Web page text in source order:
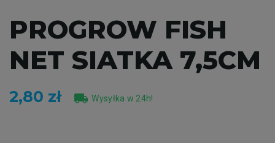
PROGROW FISH
NET SIATKA 7,5CM
2,80 zł local_shipping Wysyłka w 24h!